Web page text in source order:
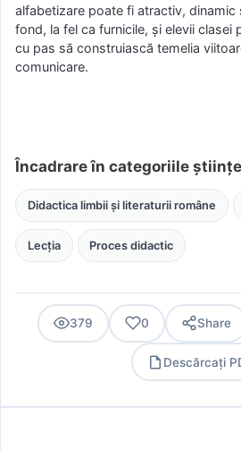
alfabetizare poate fi atractiv,
fond, la fel ca furnicile, și elevii clasei
cu pas să construiască temelia
comunicare.
Încadrare în categoriile
Didactica limbii și literaturii române
Lecția Proces didactic
379 0 Share
Descărcați